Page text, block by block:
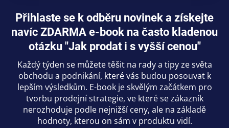
Přihlaste se k odběru novinek a získejte
navíc ZDARMA e-book na často kladenou
otázku "Jak prodat i s vyšší cenou"
Každý týden se můžete těšit na rady a tipy ze světa
obchodu a podnikání, které vás budou posouvat k
lepším výsledkům. E-book je skvělým začátkem pro
tvorbu prodejní strategie, ve které se zákazník
nerozhoduje podle nejnižší ceny, ale na základě
hodnoty, kterou on sám v produktu vidí.